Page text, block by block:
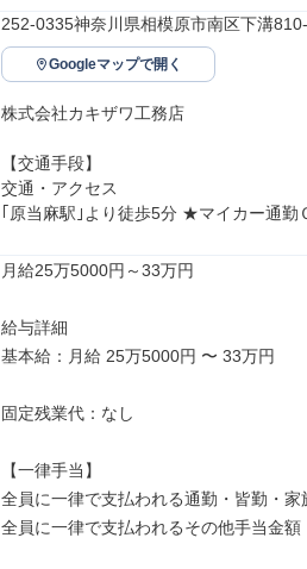
252-0335神奈川県相模原市南区下溝
Googleマップで開く
株式会社カキザワ工務店
【交通手段】
交通・アクセス
｢原当麻駅｣より徒歩5分 ★マイカー通勤
月給25万5000円～33万円
給与詳細
基本給：月給 25万5000円 〜 33万円
固定残業代：なし
【一律手当】
全員に一律で支払われる通勤・皆勤・家
全員に一律で支払われるその他手当金額